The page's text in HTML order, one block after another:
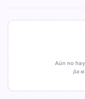
Aún no
¡Sé